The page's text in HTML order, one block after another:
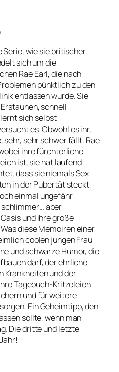
Serie, wie sie britischer
sich um die
Rae Earl, die nach
pünktlich zu den
entlassen wurde. Sie
schnell
sich selbst
es. Obwohl es ihr,
sehr schwer fällt. Rae
ihre fürchterliche
ist, sie hat laufend
dass sie niemals Sex
in der Pubertät steckt,
einmal ungefähr
aber
und ihre große
diese Memoiren einer
coolen jungen Frau
und schwarze Humor, die
darf, der ehrliche
Krankheiten und der
Tagebuch-Kritzeleien
und für weitere
Ein Geheimtipp, den
sollte, wenn man
Die dritte und letzte